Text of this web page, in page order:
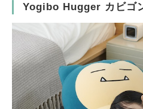
Yogibo Hugger カビゴ